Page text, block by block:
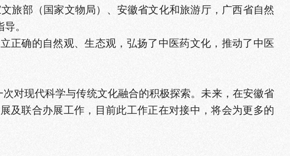
旅部（国家文物局）、安徽省文化和旅游厅，广西省自然
。
正确的自然观、生态观，弘扬了中医药文化，推动了中医
对现代科学与传统文化融合的积极探索。未来， 在安徽省
及联合办展工作，目前此工作正在对接中，将会为更多的